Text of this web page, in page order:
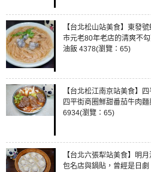
【台北松山站美食】東發
市元老80年老店的清爽不
油飯 4378(瀏覽：65)
【台北松江南京站美食】
四平街商圈鮮甜番茄牛肉
6934(瀏覽：65)
【台北六張犁站美食】明
包名店與鍋貼，曾經是日